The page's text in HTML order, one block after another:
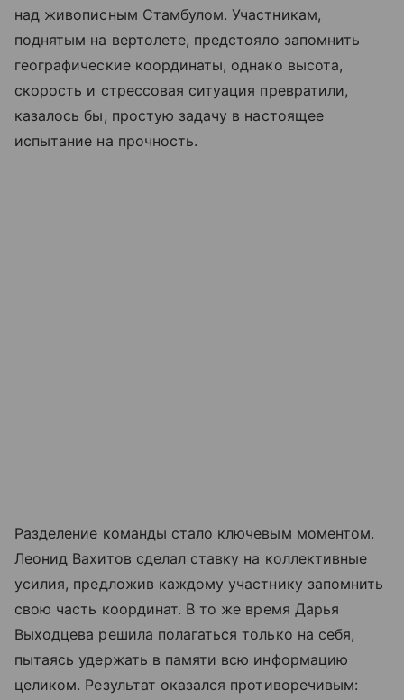
над живописным Стамбулом. Участникам,
поднятым на вертолете, предстояло запомнить
географические координаты, однако высота,
скорость и стрессовая ситуация превратили,
казалось бы, простую задачу в настоящее
испытание на прочность.
Разделение команды стало ключевым моментом.
Леонид Вахитов сделал ставку на коллективные
усилия, предложив каждому участнику запомнить
свою часть координат. В то же время Дарья
Выходцева решила полагаться только на себя,
пытаясь удержать в памяти всю информацию
целиком. Результат оказался противоречивым: